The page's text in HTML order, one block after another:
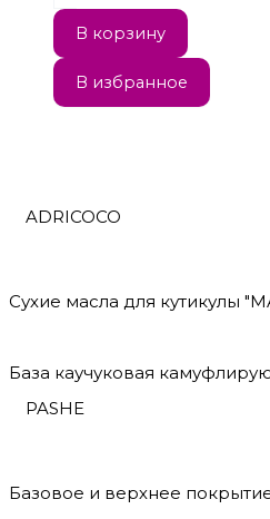
ADRICOCO
Сухие масла для кутикулы
База каучуковая
PASHE
Базовое и верхнее
В корзину
В избранное